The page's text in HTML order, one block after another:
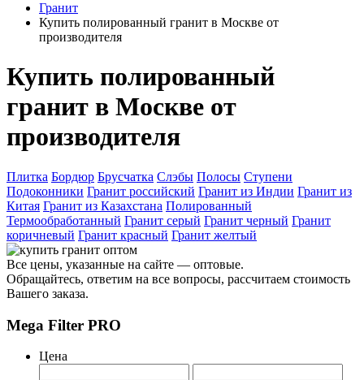
Гранит
Купить полированный гранит в Москве от
производителя
Купить полированный
гранит в Москве от
производителя
Плитка Бордюр Брусчатка Слэбы Полосы Ступени
Подоконники Гранит российский Гранит из Индии Гранит из
Китая Гранит из Казахстана Полированный
Термообработанный Гранит серый Гранит черный Гранит
коричневый Гранит красный Гранит желтый
Все цены, указанные на сайте — оптовые.
Обращайтесь, ответим на все вопросы, рассчитаем стоимость
Вашего заказа.
Mega Filter PRO
Цена